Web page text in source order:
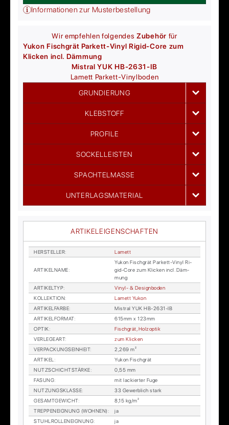
Informationen zur Musterbestellung
Wir empfehlen folgendesZubehör für
Yukon Fischgrät Parkett-Vinyl Rigid-Core zum
Klicken incl. Dämmung
Mistral YUK HB-2631-IB
Lamett Parkett-Vinylboden
GRUNDIERUNG
KLEBSTOFF
PROFILE
SOCKELLEISTEN
SPACHTELMASSE
UNTERLAGSMATERIAL
ARTIKELEIGENSCHAFTEN
HER­STEL­LER: La­mett
AR­TI­KEL­NA­ME:
Yu­kon Fisch­grät Par­kett-Vi­nyl Ri­
gid-Core zum Kli­cken incl. Däm­
mung
AR­TI­KEL­TYP:
Vi­nyl- & De­sign­bo­den
KOL­LEK­TI­ON:
La­mett Yu­kon
AR­TI­KEL­FAR­BE:
Mis­tral YUK HB-2631-IB
AR­TI­KEL­FOR­MAT:
615mm x 123mm
OP­TIK:
Fisch­grät, Holz­op­tik
VER­LE­GE­ART:
zum Kli­cken
VER­PA­CKUNGS­EIN­HEIT:
2,269 m²
AR­TI­KEL:
Yu­kon Fisch­grät
NUTZ­SCHICHT­STÄR­KE:
0,55 mm
FA­SUNG:
mit la­ckier­ter Fuge
NUT­ZUNGS­KLAS­SE:
33 Ge­werb­lich stark
GE­SAMT­GE­WICHT:
8,15 kg/m²
TREP­PEN­EIG­NUNG (WOH­NEN) :
ja
STUHL­ROL­LEN­EIG­NUNG:
ja